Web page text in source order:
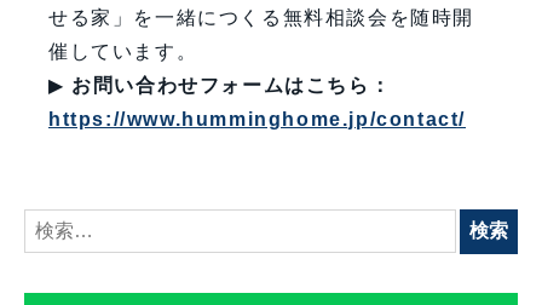
せる家」を一緒につくる無料相談会を随時開
催しています。
▶ お問い合わせフォームはこちら：
https://www.humminghome.jp/contact/
検
索: